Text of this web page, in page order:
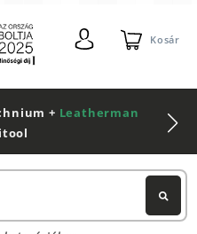
Kosár
+ Leatherman